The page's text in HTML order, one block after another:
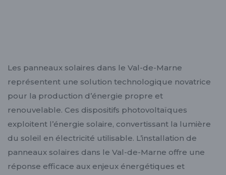
Les panneaux solaires dans le Val-de-Marne
représentent une solution technologique novatrice
pour la production d’énergie propre et
renouvelable. Ces dispositifs photovoltaïques
exploitent l’énergie solaire, convertissant la lumière
du soleil en électricité utilisable. L’installation de
panneaux solaires dans le Val-de-Marne offre une
réponse efficace aux enjeux énergétiques et